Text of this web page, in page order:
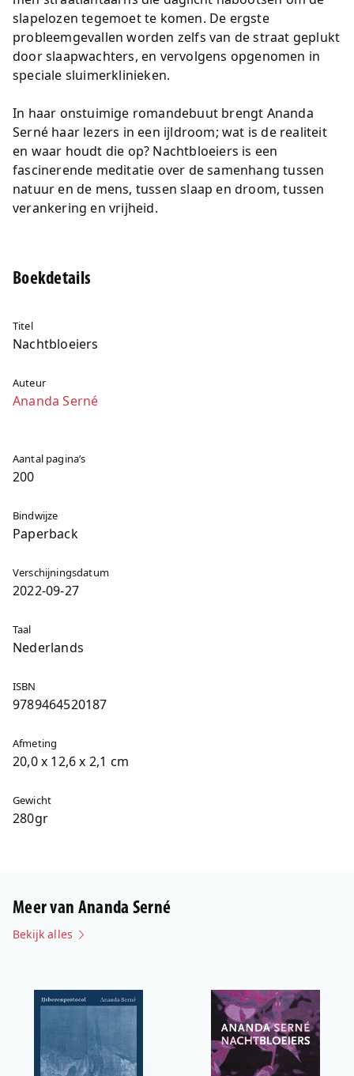
slapelozen tegemoet te komen. De ergste
probleemgevallen worden zelfs van de straat geplukt
door slaapwachters, en vervolgens opgenomen in
speciale sluimerklinieken.
In haar onstuimige romandebuut brengt Ananda
Serné haar lezers in een ijldroom; wat is de realiteit
en waar houdt die op? Nachtbloeiers is een
fascinerende meditatie over de samenhang tussen
natuur en de mens, tussen slaap en droom, tussen
verankering en vrijheid.
Boekdetails
Titel
Nachtbloeiers
Auteur
Ananda Serné
Aantal pagina’s
200
Bindwijze
Paperback
Verschijningsdatum
2022-09-27
Taal
Nederlands
ISBN
9789464520187
Afmeting
20,0 x 12,6 x 2,1 cm
Gewicht
280gr
Meer van Ananda Serné
Bekijk alles